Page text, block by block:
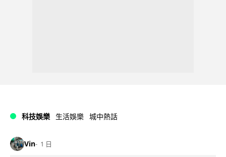
科技娛樂 生活娛樂 城中熱話
Vin 1 日